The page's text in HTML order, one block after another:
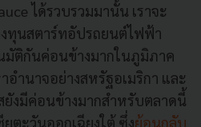
ได้รวบรวมมานั้น เราจะ
งทุนสตาร์ทอัปรถยนต์ไฟฟ้า
ติกันค่อนข้างมากในภูมิภาค
ำนาจอย่างสหรัฐอเมริกา และ
งมีค่อนข้างมากสำหรับตลาดนี้
ตะวันออกเฉียงใต้ ซึ่งย้อนกลับ